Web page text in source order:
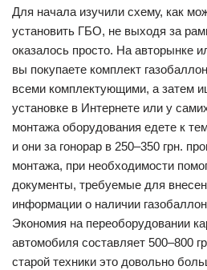
Для начала изучили схему, как
установить ГБО, не выходя за
оказалось просто. На авторынке
вы покупаете комплект
всеми комплектующими, а затем
установке в Интернете или у
монтажа оборудования едете к
и они за гонорар в 250–350 грн.
монтажа, при необходимости
документы, требуемые для
информации о наличии
Экономия на переоборудовании
автомобиля составляет 500–800
старой техники это довольно